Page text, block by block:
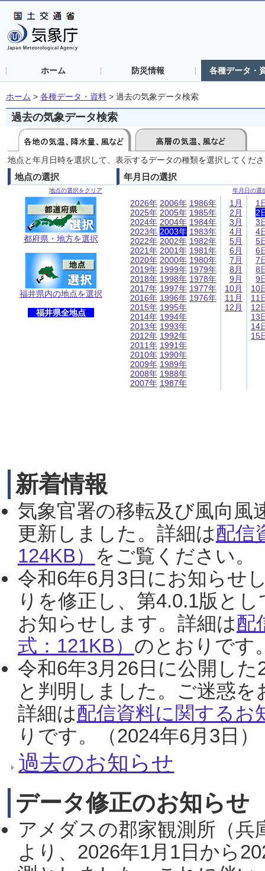
ホーム 防災情報 各種データ・
ホーム > 各種データ・資料 > 過去の気象データ検索
過去の気象データ検索
地点と年月日時を選択して、表示するデータの種類を選択してくだ
地点の選択
地点の選択をクリア
都府県・地方を選択
福井県内の地点を選択
福井県全地点
年月日の選択
年月日の選
2026年
2025年
2024年
2023年
2022年
2021年
2020年
2019年
2018年
2017年
2016年
2015年
2014年
2013年
2012年
2011年
2010年
2009年
2008年
2007年
2006年
2005年
2004年
2003年
2002年
2001年
2000年
1999年
1998年
1997年
1996年
1995年
1994年
1993年
1992年
1991年
1990年
1989年
1988年
1987年
1986年
1985年
1984年
1983年
1982年
1981年
1980年
1979年
1978年
1977年
1976年
1月
2月
3月
4月
5月
6月
7月
8月
9月
10月
11月
12月
1
2
3
4
5
6
7
8
9
10
11
12
13
14
15
新着情報
気象官署の移転及び風向風
更新しました。詳細は配信
124KB） をご覧ください。
令和6年6月3日にお知らせ
りを修正し、第4.0.1版と
お知らせします。詳細は配
式：121KB） のとおりです
令和6年3月26日に公開し
と判明しました。ご迷惑
詳細は配信資料に関するお
りです。（2024年6月3日）
過去のお知らせ
データ修正のお知らせ
アメダスの郡家観測所（
より、2026年1月1日から